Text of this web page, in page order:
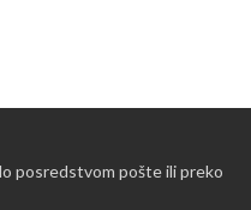
posredstvom pošte ili preko